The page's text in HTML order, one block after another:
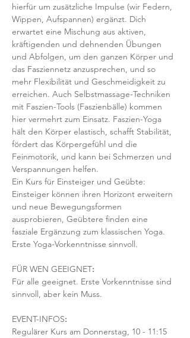
hierfür um zusätzliche Impulse (wir Federn,
Wippen, Aufspannen) ergänzt. Dich
erwartet eine Mischung aus aktiven,
kräftigenden und dehnenden Übungen
und Abfolgen, um den ganzen Körper und
das Fasziennetz anzusprechen, und so
mehr Flexibilität und Geschmeidigkeit zu
erreichen. Auch Selbstmassage-Techniken
mit Faszien-Tools (Faszienbälle) kommen
hier vermehrt zum Einsatz. Faszien-Yoga
hält den Körper elastisch, schafft Stabilität,
fördert das Körpergefühl und die
Feinmotorik, und kann bei Schmerzen und
Verspannungen helfen.
Ein Kurs für Einsteiger und Geübte:
Einsteiger können ihren Horizont erweitern
und neue Bewegungsformen
ausprobieren, Geübtere finden eine
fasziale Ergänzung zum klassischen Yoga.
Erste Yoga-Vorkenntnisse sinnvoll.
FÜR WEN GEEIGNET:
Für alle geeignet. Erste Vorkenntnisse sind
sinnvoll, aber kein Muss.
EVENT-INFOS:
Regulärer Kurs am Donnerstag, 10 - 11:15